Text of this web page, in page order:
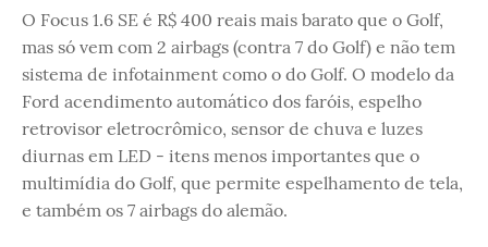
O Focus 1.6 SE é R$ 400 reais mais barato que o Golf,
mas só vem com 2 airbags (contra 7 do Golf) e não tem
sistema de infotainment como o do Golf. O modelo da
Ford acendimento automático dos faróis, espelho
retrovisor eletrocrômico, sensor de chuva e luzes
diurnas em LED - itens menos importantes que o
multimídia do Golf, que permite espelhamento de tela,
e também os 7 airbags do alemão.